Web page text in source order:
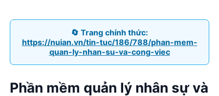
🔄 Trang chính thức:
https://nuian.vn/tin-tuc/186/788/phan-mem-
quan-ly-nhan-su-va-cong-viec
Phần mềm quản lý nhân sự và